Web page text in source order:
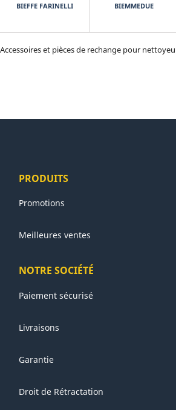
BIEFFE FARINELLI BIEMMEDUE
Accessoires et pièces de rechange pour
PRODUITS
Promotions
Meilleures ventes
NOTRE SOCIÉTÉ
Paiement sécurisé
Livraisons
Garantie
Droit de Rétractation